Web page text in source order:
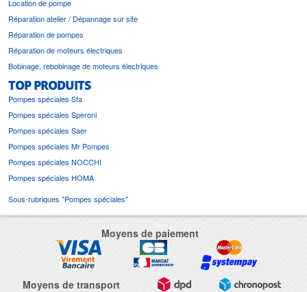
Location de pompe
Réparation atelier / Dépannage sur site
Réparation de pompes
Réparation de moteurs électriques
Bobinage, rebobinage de moteurs électriques
TOP PRODUITS
Pompes spéciales Sfa
Pompes spéciales Speroni
Pompes spéciales Saer
Pompes spéciales Mr Pompes
Pompes spéciales NOCCHI
Pompes spéciales HOMA
Sous-rubriques "Pompes spéciales"
Moyens de paiement
Moyens de transport